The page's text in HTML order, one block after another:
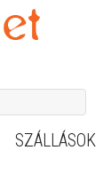
SZÁLLÁSOK